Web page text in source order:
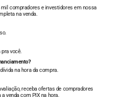
compradores e investidores em nossa
na venda.
você.
na hora da compra.
receba ofertas de compradores
venda com PIX na hora.